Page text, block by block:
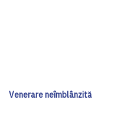
Venerare neîmblânzită